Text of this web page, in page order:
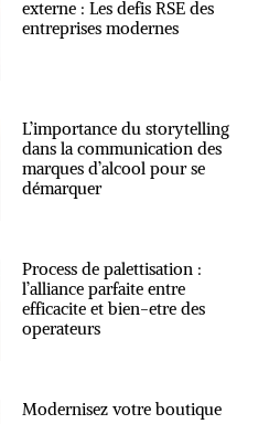
externe : Les defis RSE des
entreprises modernes
L’importance du storytelling
dans la communication des
marques d’alcool pour se
démarquer
Process de palettisation :
l’alliance parfaite entre
efficacite et bien-etre des
operateurs
Modernisez votre boutique